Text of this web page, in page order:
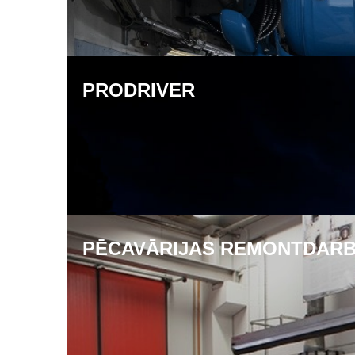
PRODRIVER
PĒCAVĀRIJAS